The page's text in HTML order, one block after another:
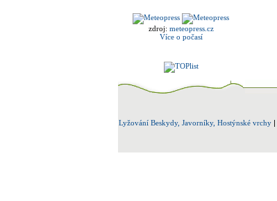
zdroj: meteopress.cz
Více o počasí
Lyžování Beskydy, Javorníky, Hostýnské vrchy |